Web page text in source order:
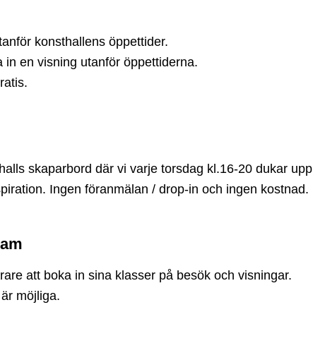
konsthallens öppettider.
en visning utanför öppettiderna.
skaparbord där vi varje torsdag kl.16-20 dukar upp
Ingen föranmälan / drop-in och ingen kostnad.
att boka in sina klasser på besök och visningar.
möjliga.